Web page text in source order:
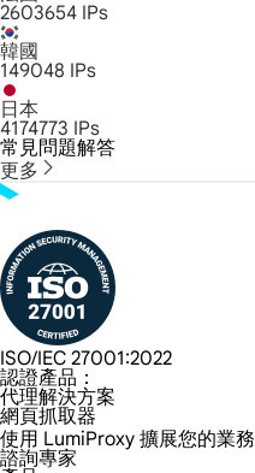
2603654 IPs
韓國
149048 IPs
日本
4174773 IPs
常見問題解答
更多
ISO/IEC 27001:2022
認證產品：
代理解決方案
網頁抓取器
使用 LumiProxy 擴展您的業務
諮詢專家